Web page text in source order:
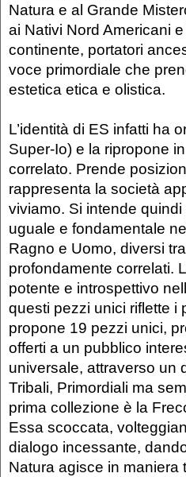
Natura e al Grande
ai Nativi Nord Americani
continente, portatori
voce primordiale che
estetica etica e olistica.
L’identità di ES infatti ha
Super-Io) e la ripropone
correlato. Prende
rappresenta la società
viviamo. Si intende
uguale e fondamentale
Ragno e Uomo, diversi
profondamente correlati.
potente e introspettivo
questi pezzi unici riflette i
propone 19 pezzi unici,
offerti a un pubblico
universale, attraverso un
Tribali, Primordiali ma
prima collezione è la
Essa scoccata,
dialogo incessante,
Natura agisce in